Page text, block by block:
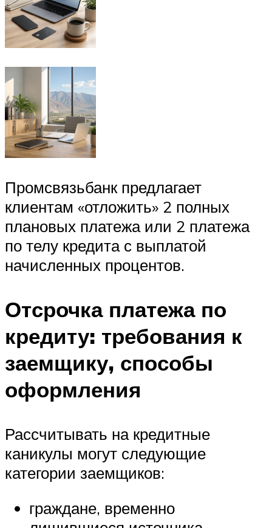
Промсвязьбанк предлагает
клиентам «отложить» 2 полных
плановых платежа или 2 платежа
по телу кредита с выплатой
начисленных процентов.
Отсрочка платежа по
кредиту: требования к
заемщику, способы
оформления
Рассчитывать на кредитные
каникулы могут следующие
категории заемщиков:
граждане, временно